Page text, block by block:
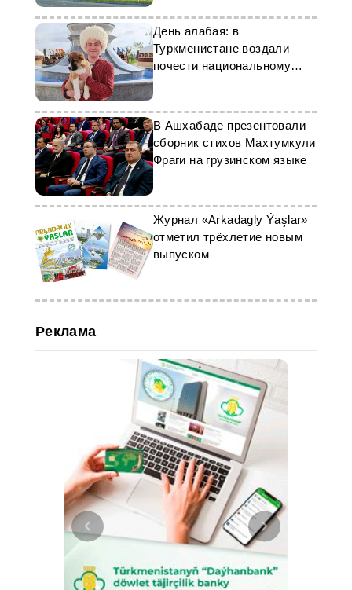
День алабая: в
Туркменистане воздали
почести национальному
достоянию
В Ашхабаде презентовали
сборник стихов Махтумкули
Фраги на грузинском языке
Журнал «Arkadagly Ýaşlar»
отметил трёхлетие новым
выпуском
Реклама